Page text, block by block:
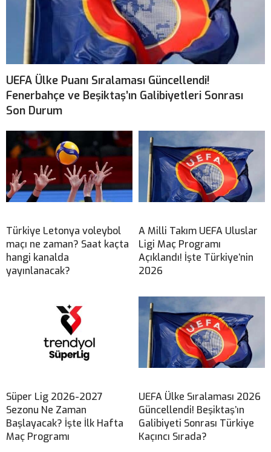
UEFA Ülke Puanı Sıralaması Güncellendi!
Fenerbahçe ve Beşiktaş’ın Galibiyetleri Sonrası
Son Durum
Türkiye Letonya voleybol
maçı ne zaman? Saat kaçta
hangi kanalda
yayınlanacak?
A Milli Takım UEFA Uluslar
Ligi Maç Programı
Açıklandı! İşte Türkiye’nin
2026
Süper Lig 2026-2027
Sezonu Ne Zaman
Başlayacak? İşte İlk Hafta
Maç Programı
UEFA Ülke Sıralaması 2026
Güncellendi! Beşiktaş’ın
Galibiyeti Sonrası Türkiye
Kaçıncı Sırada?